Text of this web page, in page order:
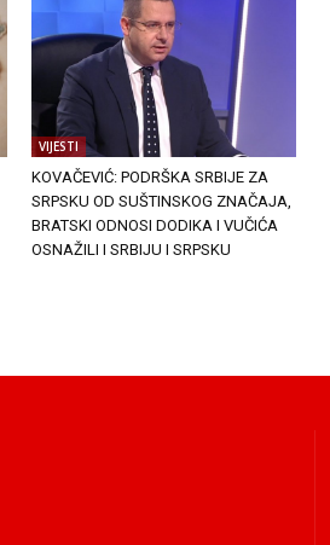
VIJESTI
KOVAČEVIĆ: PODRŠKA SRBIJE ZA
SRPSKU OD SUŠTINSKOG ZNAČAJA,
BRATSKI ODNOSI DODIKA I VUČIĆA
OSNAŽILI I SRBIJU I SRPSKU